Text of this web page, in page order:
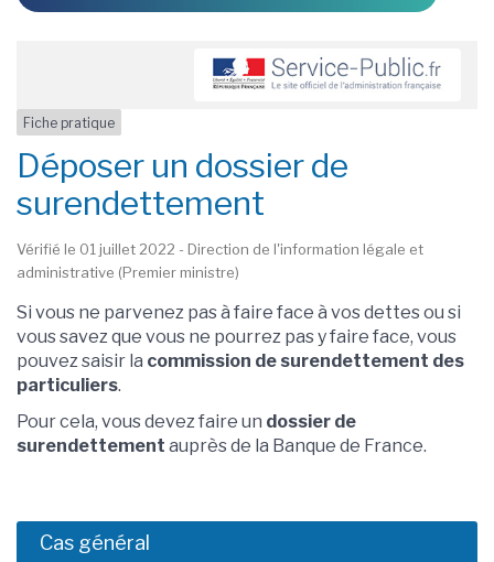
Fiche pratique
Déposer un dossier de
surendettement
Vérifié le 01 juillet 2022 - Direction de l'information légale et
administrative (Premier ministre)
Si vous ne parvenez pas à faire face à vos dettes ou si
vous savez que vous ne pourrez pas y faire face, vous
pouvez saisir la commission de surendettement des
particuliers.
Pour cela, vous devez faire un dossier de
surendettement auprès de la Banque de France.
Cas général